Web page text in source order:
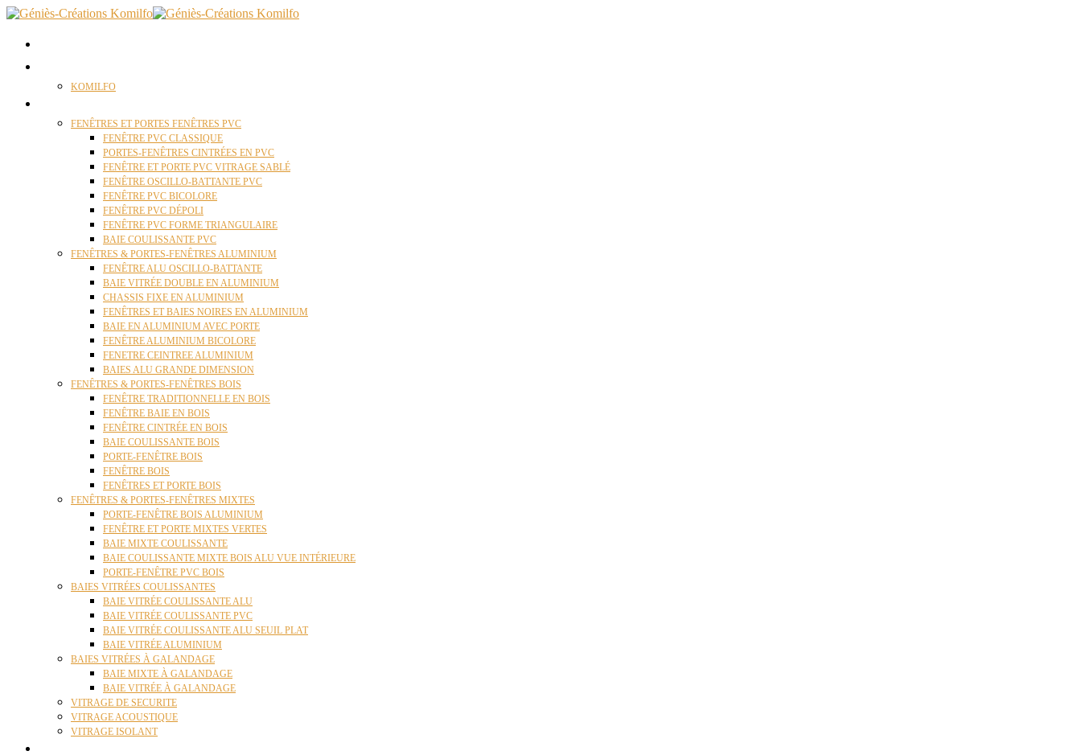
KOMILFO
FENÊTRES ET PORTES FENÊTRES PVC
FENÊTRE PVC CLASSIQUE
PORTES-FENÊTRES CINTRÉES EN PVC
FENÊTRE ET PORTE PVC VITRAGE SABLÉ
FENÊTRE OSCILLO-BATTANTE PVC
FENÊTRE PVC BICOLORE
FENÊTRE PVC DÉPOLI
FENÊTRE PVC FORME TRIANGULAIRE
BAIE COULISSANTE PVC
FENÊTRES & PORTES-FENÊTRES ALUMINIUM
FENÊTRE ALU OSCILLO-BATTANTE
BAIE VITRÉE DOUBLE EN ALUMINIUM
CHASSIS FIXE EN ALUMINIUM
FENÊTRES ET BAIES NOIRES EN ALUMINIUM
BAIE EN ALUMINIUM AVEC PORTE
FENÊTRE ALUMINIUM BICOLORE
FENETRE CEINTREE ALUMINIUM
BAIES ALU GRANDE DIMENSION
FENÊTRES & PORTES-FENÊTRES BOIS
FENÊTRE TRADITIONNELLE EN BOIS
FENÊTRE BAIE EN BOIS
FENÊTRE CINTRÉE EN BOIS
BAIE COULISSANTE BOIS
PORTE-FENÊTRE BOIS
FENÊTRE BOIS
FENÊTRES ET PORTE BOIS
FENÊTRES & PORTES-FENÊTRES MIXTES
PORTE-FENÊTRE BOIS ALUMINIUM
FENÊTRE ET PORTE MIXTES VERTES
BAIE MIXTE COULISSANTE
BAIE COULISSANTE MIXTE BOIS ALU VUE INTÉRIEURE
PORTE-FENÊTRE PVC BOIS
BAIES VITRÉES COULISSANTES
BAIE VITRÉE COULISSANTE ALU
BAIE VITRÉE COULISSANTE PVC
BAIE VITRÉE COULISSANTE ALU SEUIL PLAT
BAIE VITRÉE ALUMINIUM
BAIES VITRÉES À GALANDAGE
BAIE MIXTE À GALANDAGE
BAIE VITRÉE À GALANDAGE
VITRAGE DE SECURITE
VITRAGE ACOUSTIQUE
VITRAGE ISOLANT